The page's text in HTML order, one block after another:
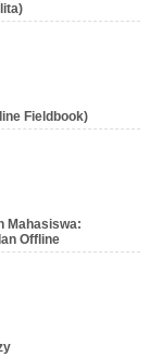
Fieldbook)
Mahasiswa:
Offline